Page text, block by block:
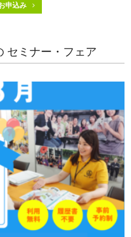
申込み
セミナー・フェア